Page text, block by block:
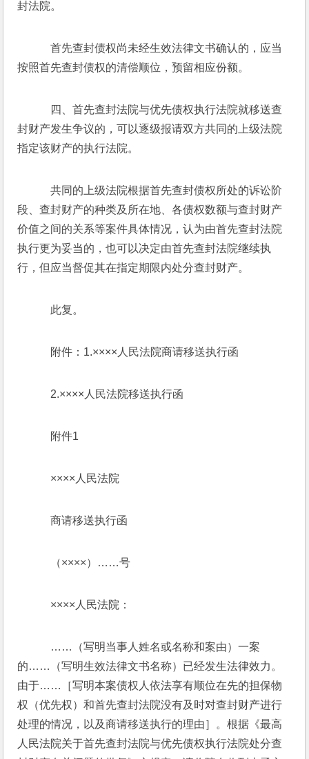
封法院。
首先查封债权尚未经生效法律文书确认的，应当
按照首先查封债权的清偿顺位，预留相应份额。
四、首先查封法院与优先债权执行法院就移送查
封财产发生争议的，可以逐级报请双方共同的上级法院
指定该财产的执行法院。
共同的上级法院根据首先查封债权所处的诉讼阶
段、查封财产的种类及所在地、各债权数额与查封财产
价值之间的关系等案件具体情况，认为由首先查封法院
执行更为妥当的，也可以决定由首先查封法院继续执
行，但应当督促其在指定期限内处分查封财产。
此复。
附件：1.××××人民法院商请移送执行函
2.××××人民法院移送执行函
附件1
××××人民法院
商请移送执行函
（××××）……号
××××人民法院：
……（写明当事人姓名或名称和案由）一案
的……（写明生效法律文书名称）已经发生法律效力。
由于……［写明本案债权人依法享有顺位在先的担保物
权（优先权）和首先查封法院没有及时对查封财产进行
处理的情况，以及商请移送执行的理由］。根据《最高
人民法院关于首先查封法院与优先债权执行法院处分查